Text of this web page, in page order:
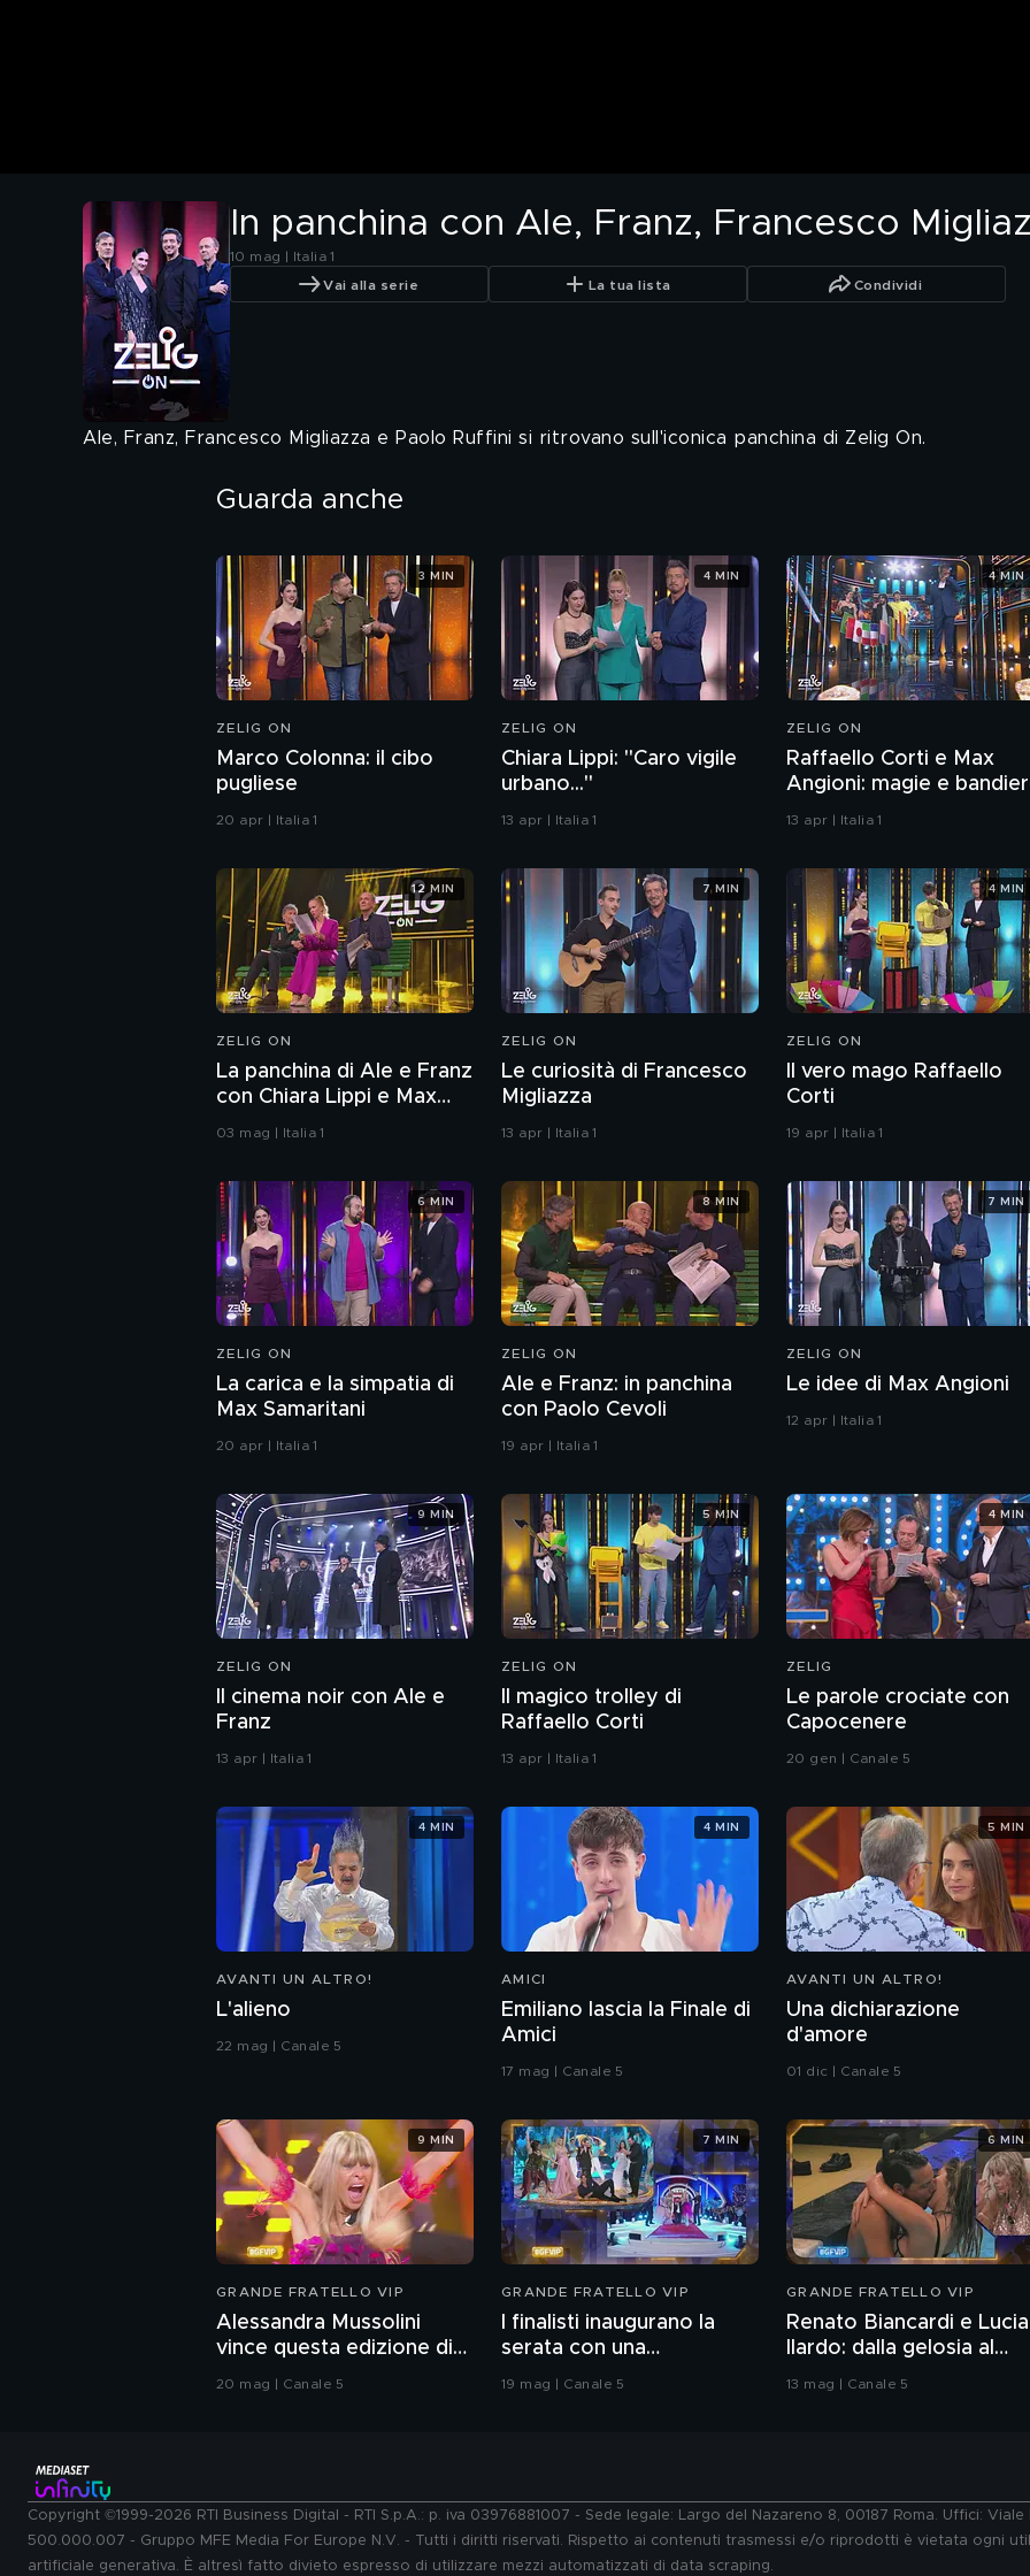
In panchina con Ale, Franz, Francesco
10 mag | Italia 1
Vai alla serie La tua lista Condividi
Ale, Franz, Francesco Migliazza e Paolo Ruffini si ritrovano sull'iconica panchina di Zelig On.
Guarda anche
ZELIG ON
Marco Colonna: il cibo
pugliese
20 apr | Italia 1
3 MIN
ZELIG ON
Chiara Lippi: "Caro vigile
urbano..."
13 apr | Italia 1
4 MIN
ZELIG ON
Raffaello Corti e Max
Angioni: magie e
13 apr | Italia 1
4 MIN
ZELIG ON
La panchina di Ale e Franz
con Chiara Lippi e Max
Angioni
03 mag | Italia 1
12 MIN
ZELIG ON
Le curiosità di Francesco
Migliazza
13 apr | Italia 1
7 MIN
ZELIG ON
Il vero mago Raffaello
Corti
19 apr | Italia 1
4 MIN
ZELIG ON
La carica e la simpatia di
Max Samaritani
20 apr | Italia 1
6 MIN
ZELIG ON
Ale e Franz: in panchina
con Paolo Cevoli
19 apr | Italia 1
8 MIN
ZELIG ON
Le idee di Max Angioni
12 apr | Italia 1
7 MIN
ZELIG ON
Il cinema noir con Ale e
Franz
13 apr | Italia 1
9 MIN
ZELIG ON
Il magico trolley di
Raffaello Corti
13 apr | Italia 1
5 MIN
ZELIG
Le parole crociate con
Capocenere
20 gen | Canale 5
4 MIN
AVANTI UN ALTRO!
L'alieno
22 mag | Canale 5
4 MIN
AMICI
Emiliano lascia la Finale di
Amici
17 mag | Canale 5
4 MIN
AVANTI UN ALTRO!
Una dichiarazione
d'amore
01 dic | Canale 5
5 MIN
GRANDE FRATELLO VIP
Alessandra Mussolini
vince questa edizione di
Grande Fratello VIP
20 mag | Canale 5
9 MIN
GRANDE FRATELLO VIP
I finalisti inaugurano la
serata con una
coreografia
19 mag | Canale 5
7 MIN
GRANDE FRATELLO VIP
Renato Biancardi e Lucia
Ilardo: dalla gelosia al
13 mag | Canale 5
6 MIN
Copyright ©1999-2026 RTI Business Digital - RTI S.p.A.: p. iva 03976881007 - Sede legale: Largo del Nazareno 8, 00187 Roma. Uffici:
500.000.007 - Gruppo MFE Media For Europe N.V. - Tutti i diritti riservati. Rispetto ai contenuti trasmessi e/o riprodotti è vietata ogni
artificiale generativa. È altresì fatto divieto espresso di utilizzare mezzi automatizzati di data scraping.